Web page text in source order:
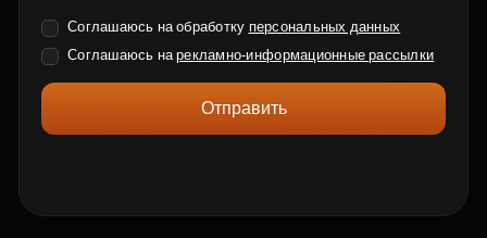
Соглашаюсь на обработку персональных данных
Соглашаюсь нарекламно-информационные рассылки
Отправить